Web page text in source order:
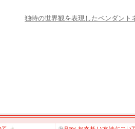
独特の世界観を表現したペンダン